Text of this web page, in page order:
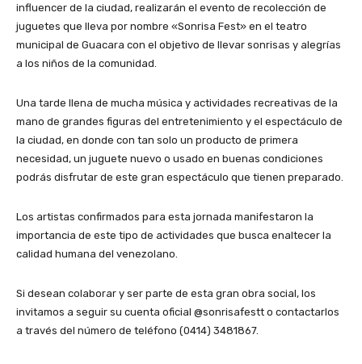
influencer de la ciudad, realizarán el evento de recolección de
juguetes que lleva por nombre «Sonrisa Fest» en el teatro
municipal de Guacara con el objetivo de llevar sonrisas y alegrías
a los niños de la comunidad.
Una tarde llena de mucha música y actividades recreativas de la
mano de grandes figuras del entretenimiento y el espectáculo de
la ciudad, en donde con tan solo un producto de primera
necesidad, un juguete nuevo o usado en buenas condiciones
podrás disfrutar de este gran espectáculo que tienen preparado.
Los artistas confirmados para esta jornada manifestaron la
importancia de este tipo de actividades que busca enaltecer la
calidad humana del venezolano.
Si desean colaborar y ser parte de esta gran obra social, los
invitamos a seguir su cuenta oficial @sonrisafestt o contactarlos
a través del número de teléfono (0414) 3481867.